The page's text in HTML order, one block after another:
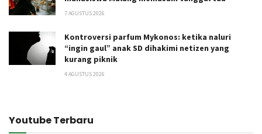
7 AGUSTUS 2026
Kontroversi parfum Mykonos: ketika naluri
“ingin gaul” anak SD dihakimi netizen yang
kurang piknik
4 AGUSTUS 2026
Youtube Terbaru